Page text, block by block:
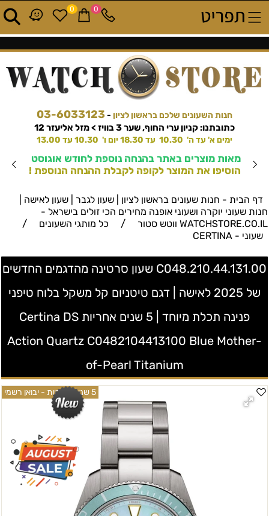
חנות השעונים שלכם בראשון לציון -
03-6033123
כתובתנו: קניון ערי החוף, שער 3 בוויז > מזל אליעזר 12
ימים א' עד ה' 10.30 עד 18.30 יום ו' 10.30 עד 13.00
מאות מוצרים באתר בהנחה נוספת לחודש אוגוסט
הוסיפו את המוצר לקופה לקבלת ההנחה הנוספת !
0 0
דף הבית - חנות שעונים בראשון לציון | שעון לגבר | שעון לאישה |
חנות שעוני יוקרה ושעוני אופנה מחירים הכי זולים בישראל -
WATCHSTORE.CO.IL ווטש סטור
/ כל מותגי השעונים /
שעוני - CERTINA
C048.210.44.131.00 שעון סרטינה מהדגמים החדשים
של 2025 לאישה | דגם טיטניום קל משקל בלוח טיפני
פנינה תכלת מיוחד | 5 שנים אחריות Certina DS
Action Quartz C0482104413100 Blue Mother-
of-Pearl Titanium
5 שנים אחריות - יבואן רשמי